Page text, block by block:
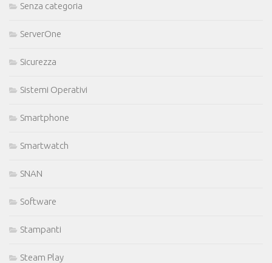
Senza categoria
ServerOne
Sicurezza
Sistemi Operativi
Smartphone
Smartwatch
SNAN
Software
Stampanti
Steam Play